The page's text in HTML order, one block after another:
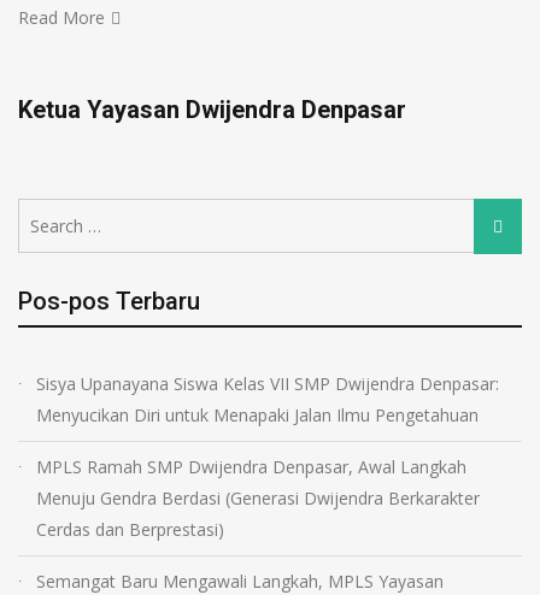
Read More
Ketua Yayasan Dwijendra Denpasar
Pos-pos Terbaru
Sisya Upanayana Siswa Kelas VII SMP Dwijendra Denpasar:
Menyucikan Diri untuk Menapaki Jalan Ilmu Pengetahuan
MPLS Ramah SMP Dwijendra Denpasar, Awal Langkah
Menuju Gendra Berdasi (Generasi Dwijendra Berkarakter
Cerdas dan Berprestasi)
Semangat Baru Mengawali Langkah, MPLS Yayasan